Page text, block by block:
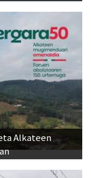
Alkateen